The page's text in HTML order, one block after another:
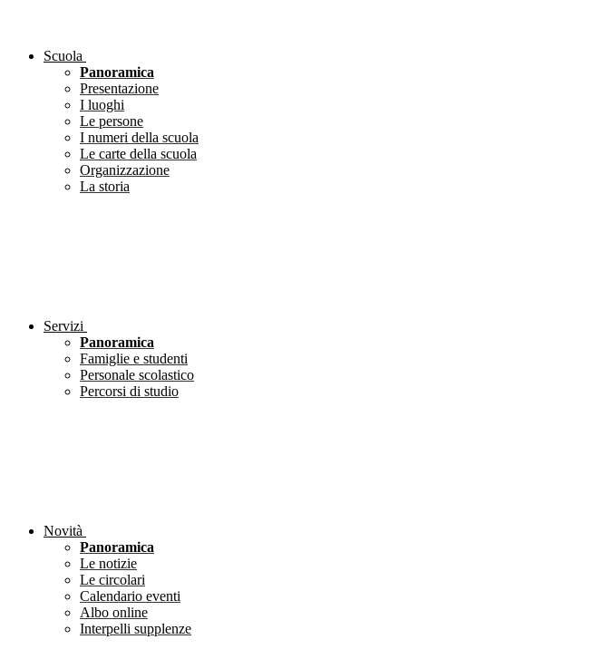
Scuola
Panoramica
Presentazione
I luoghi
Le persone
I numeri della scuola
Le carte della scuola
Organizzazione
La storia
Servizi
Panoramica
Famiglie e studenti
Personale scolastico
Percorsi di studio
Novità
Panoramica
Le notizie
Le circolari
Calendario eventi
Albo online
Interpelli supplenze